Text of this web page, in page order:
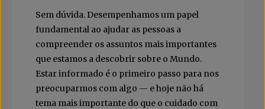
Sem dúvida. Desempenhamos um papel
fundamental ao ajudar as pessoas a
compreender os assuntos mais importantes
que estamos a descobrir sobre o Mundo.
Estar informado é o primeiro passo para nos
preocuparmos com algo — e hoje não há
tema mais importante do que o cuidado com